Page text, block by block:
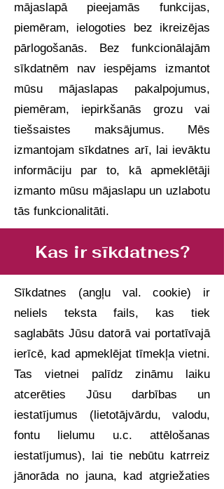
mājaslapā pieejamās funkcijas,
piemēram, ielogoties bez ikreizējas
pārlogošanās. Bez funkcionālajām
sīkdatnēm nav iespējams izmantot
mūsu mājaslapas pakalpojumus,
piemēram, iepirkšanās grozu vai
tiešsaistes maksājumus. Mēs
izmantojam sīkdatnes arī, lai ievāktu
informāciju par to, kā apmeklētāji
izmanto mūsu mājaslapu un uzlabotu
tās funkcionalitāti.
Kas ir sīkdatnes?
Sīkdatnes (angļu val. cookie) ir
neliels teksta fails, kas tiek
saglabāts Jūsu datorā vai portatīvajā
ierīcē, kad apmeklējat tīmekļa vietni.
Tas vietnei palīdz zināmu laiku
atcerēties Jūsu darbības un
iestatījumus (lietotājvārdu, valodu,
fontu lielumu u.c. attēlošanas
iestatījumus), lai tie nebūtu katrreiz
jānorāda no jauna, kad atgriežaties